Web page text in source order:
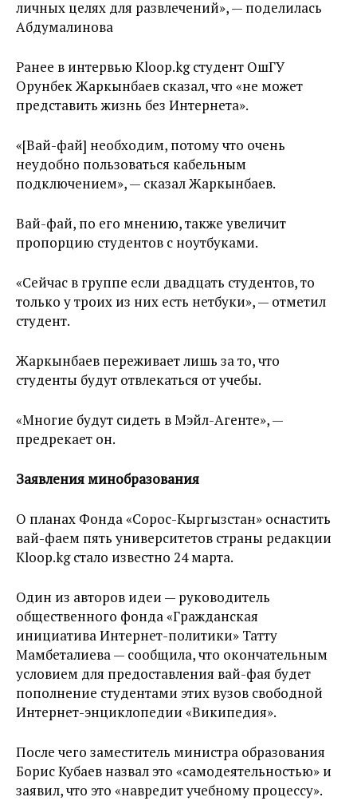
личных целях для развлечений», — поделилась
Абдумалинова
Ранее в интервью Kloop.kg студент ОшГУ
Орунбек Жаркынбаев сказал, что «не может
представить жизнь без Интернета».
«[Вай-фай] необходим, потому что очень
неудобно пользоваться кабельным
подключением», — сказал Жаркынбаев.
Вай-фай, по его мнению, также увеличит
пропорцию студентов с ноутбуками.
«Сейчас в группе если двадцать студентов, то
только у троих из них есть нетбуки», — отметил
студент.
Жаркынбаев переживает лишь за то, что
студенты будут отвлекаться от учебы.
«Многие будут сидеть в Мэйл-Агенте», —
предрекает он.
Заявления минобразования
О планах Фонда «Сорос-Кыргызстан» оснастить
вай-фаем пять университетов страны редакции
Kloop.kg стало известно 24 марта.
Один из авторов идеи — руководитель
общественного фонда «Гражданская
инициатива Интернет-политики» Татту
Мамбеталиева — сообщила, что окончательным
условием для предоставления вай-фая будет
пополнение студентами этих вузов свободной
Интернет-энциклопедии «Википедия».
После чего заместитель министра образования
Борис Кубаев назвал это «самодеятельностью» и
заявил, что это «навредит учебному процессу».